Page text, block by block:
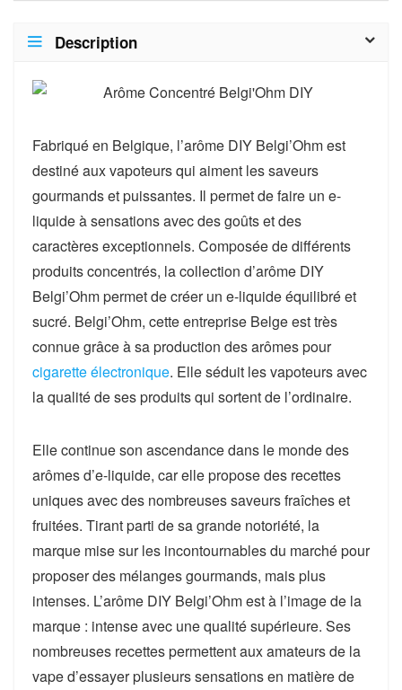
Description
Fabriqué en Belgique, l’arôme DIY Belgi’Ohm est
destiné aux vapoteurs qui aiment les saveurs
gourmands et puissantes. Il permet de faire un e-
liquide à sensations avec des goûts et des
caractères exceptionnels. Composée de différents
produits concentrés, la collection d’arôme DIY
Belgi’Ohm permet de créer un e-liquide équilibré et
sucré. Belgi’Ohm, cette entreprise Belge est très
connue grâce à sa production des arômes pour
cigarette électronique. Elle séduit les vapoteurs avec
la qualité de ses produits qui sortent de l’ordinaire.
Elle continue son ascendance dans le monde des
arômes d’e-liquide, car elle propose des recettes
uniques avec des nombreuses saveurs fraîches et
fruitées. Tirant parti de sa grande notoriété, la
marque mise sur les incontournables du marché pour
proposer des mélanges gourmands, mais plus
intenses. L’arôme DIY Belgi’Ohm est à l’image de la
marque : intense avec une qualité supérieure. Ses
nombreuses recettes permettent aux amateurs de la
vape d’essayer plusieurs sensations en matière de